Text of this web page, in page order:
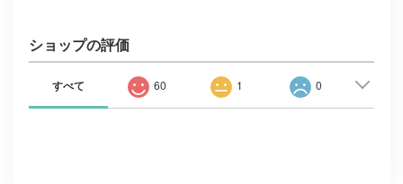
ショップの評価
すべて 60 1 0